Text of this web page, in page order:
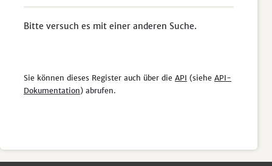
Bitte versuch es mit einer anderen Suche.
Sie können dieses Register auch über die API (siehe API-
Dokumentation) abrufen.